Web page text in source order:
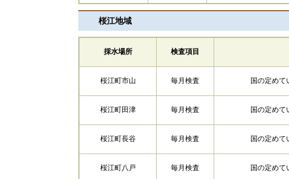
桜江地域
採水場所 検査項目
桜江町市山 毎月検査 国の定めて
桜江町田津 毎月検査 国の定めて
桜江町長谷 毎月検査 国の定めて
桜江町八戸 毎月検査 国の定めて